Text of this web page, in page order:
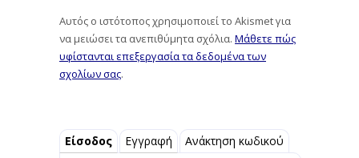
Αυτός ο ιστότοπος χρησιμοποιεί το Akismet για
να μειώσει τα ανεπιθύμητα σχόλια. Μάθετε πώς
υφίστανται επεξεργασία τα δεδομένα των
σχολίων σας.
Είσοδος Εγγραφή Ανάκτηση κωδικού